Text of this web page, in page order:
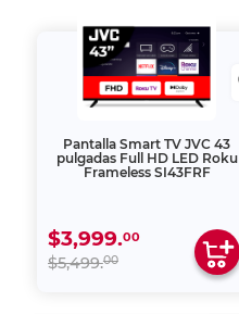
Pantalla Smart TV JVC 43
pulgadas Full HD LED Roku
Frameless SI43FRF
$3,999.00
$5,499.00